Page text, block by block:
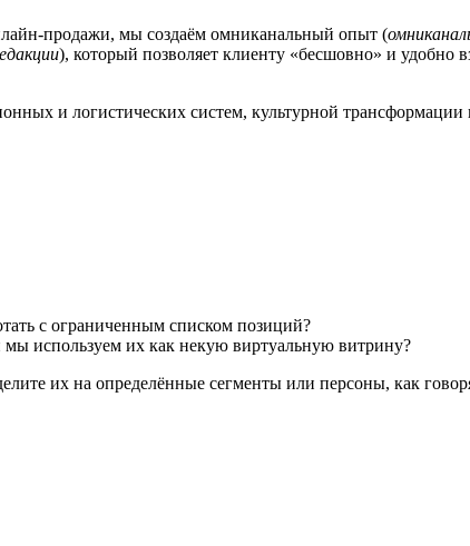
продажи, мы создаём омниканальный опыт (
), который позволяет клиенту «бесшовно» и удобно
и логистических систем, культурной трансформации
с ограниченным списком позиций?
используем их как некую виртуальную витрину?
их на определённые сегменты или персоны, как